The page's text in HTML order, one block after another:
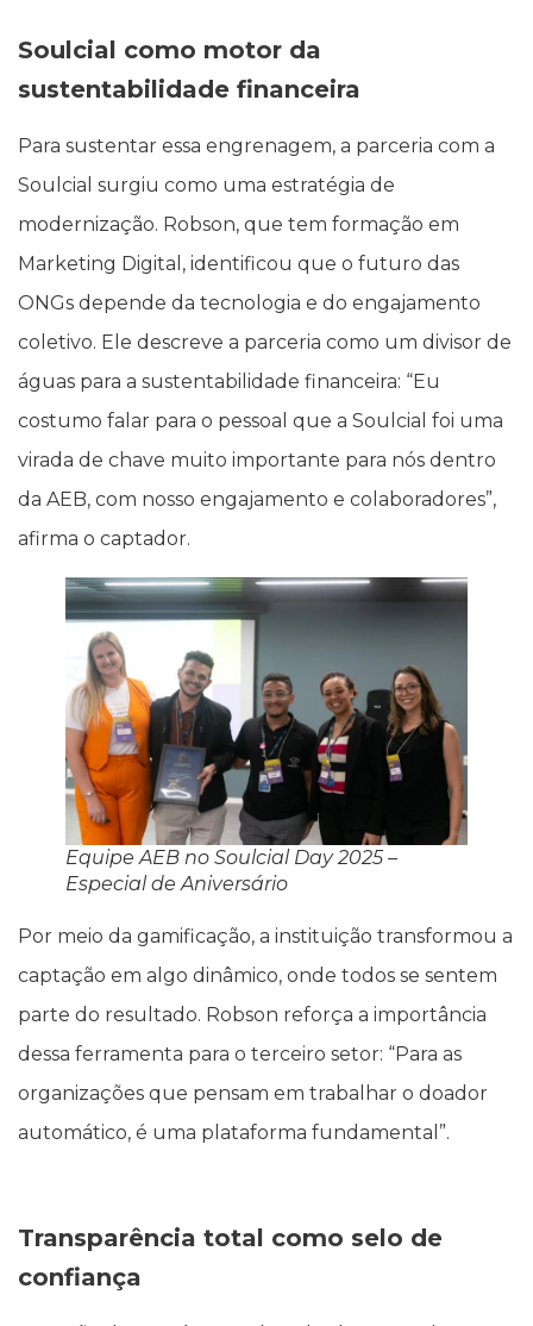
Soulcial como motor da
sustentabilidade financeira
Para sustentar essa engrenagem, a parceria com a
Soulcial surgiu como uma estratégia de
modernização. Robson, que tem formação em
Marketing Digital, identificou que o futuro das
ONGs depende da tecnologia e do engajamento
coletivo. Ele descreve a parceria como um divisor de
águas para a sustentabilidade financeira: “Eu
costumo falar para o pessoal que a Soulcial foi uma
virada de chave muito importante para nós dentro
da AEB, com nosso engajamento e colaboradores”,
afirma o captador.
Equipe AEB no Soulcial Day 2025 –
Especial de Aniversário
Por meio da gamificação, a instituição transformou a
captação em algo dinâmico, onde todos se sentem
parte do resultado. Robson reforça a importância
dessa ferramenta para o terceiro setor: “Para as
organizações que pensam em trabalhar o doador
automático, é uma plataforma fundamental”.
Transparência total como selo de
confiança